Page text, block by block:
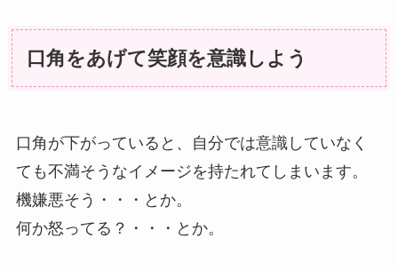
口角をあげて笑顔を意識しよう
口角が下がっていると、自分では意識していなく
ても不満そうなイメージを持たれてしまいます。
機嫌悪そう・・・とか。
何か怒ってる？・・・とか。